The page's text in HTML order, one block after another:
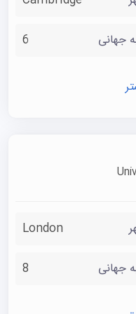
فرصت را دارند تا از تخفیفی معادل ۱۰ تا ۵۰ درصد روی کل
سال تحصیلی در دسترس
تحصیلی دارند.
می‌دهد، از جمله
و استودیوهای
جهانی 6
London
جهانی 8